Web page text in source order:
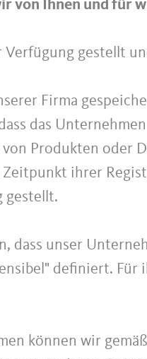
von Ihnen und für
gestellt
Firma
das
Produkten oder
ihrer
gestellt.
dass unser
definiert.
können wir